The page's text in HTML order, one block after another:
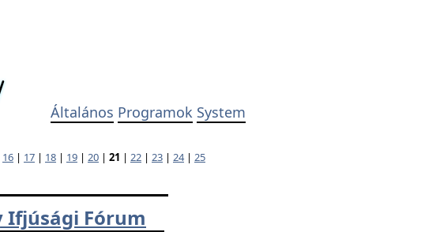
Általános Programok System
16 | 17 | 18 | 19 | 20 | 21 | 22 | 23 | 24| 25
Ifjúsági Fórum